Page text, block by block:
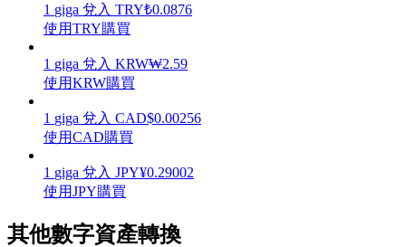
機槍池
Launchpool
1 giga 兌入 TRY₺0.0876
使用TRY購買
1 giga 兌入 KRW₩2.59
使用KRW購買
1 giga 兌入 CAD$0.00256
使用CAD購買
1 giga 兌入 JPY¥0.29002
使用JPY購買
其他數字資產轉換